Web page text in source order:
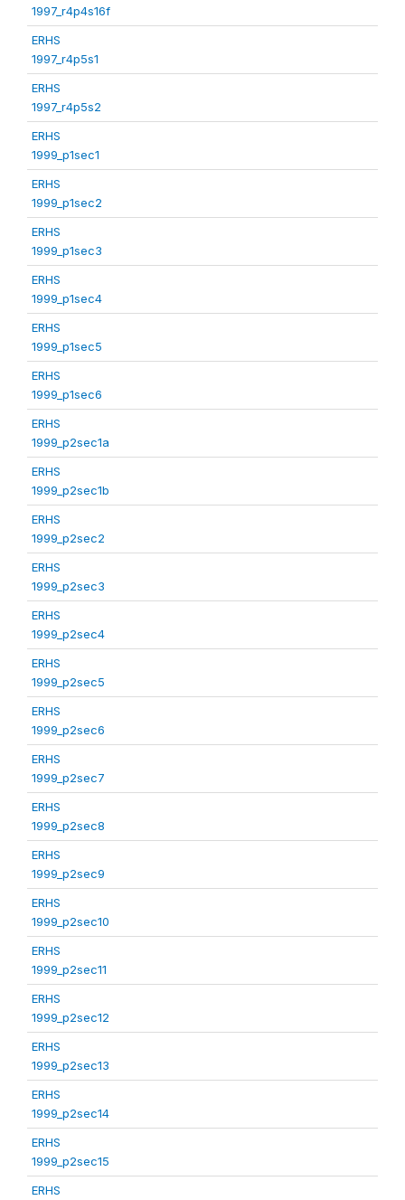
1997_r4p4s16f
ERHS
1997_r4p5s1
ERHS
1997_r4p5s2
ERHS
1999_p1sec1
ERHS
1999_p1sec2
ERHS
1999_p1sec3
ERHS
1999_p1sec4
ERHS
1999_p1sec5
ERHS
1999_p1sec6
ERHS
1999_p2sec1a
ERHS
1999_p2sec1b
ERHS
1999_p2sec2
ERHS
1999_p2sec3
ERHS
1999_p2sec4
ERHS
1999_p2sec5
ERHS
1999_p2sec6
ERHS
1999_p2sec7
ERHS
1999_p2sec8
ERHS
1999_p2sec9
ERHS
1999_p2sec10
ERHS
1999_p2sec11
ERHS
1999_p2sec12
ERHS
1999_p2sec13
ERHS
1999_p2sec14
ERHS
1999_p2sec15
ERHS